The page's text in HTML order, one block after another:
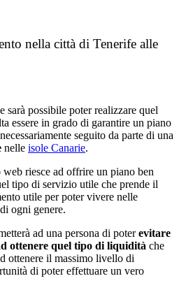
nella città di Tenerife alle
possibile poter realizzare quel
essere in grado di garantire un piano
seguito da parte di una
nelle isole Canarie.
riesce ad offrire un piano ben
tipo di servizio utile che prende il
utile per poter vivere nelle
ogni genere.
ad una persona di poterevitare
ottenere quel tipo di liquidità che
ottenere il massimo livello di
di poter effettuare un vero